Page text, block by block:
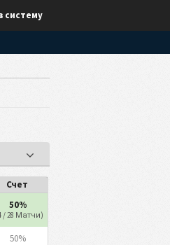
систему
Счет
50%
/ 28 Матчи)
50%